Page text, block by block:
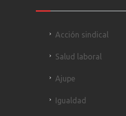
Acción sindical
Salud laboral
Ajupe
Igualdad